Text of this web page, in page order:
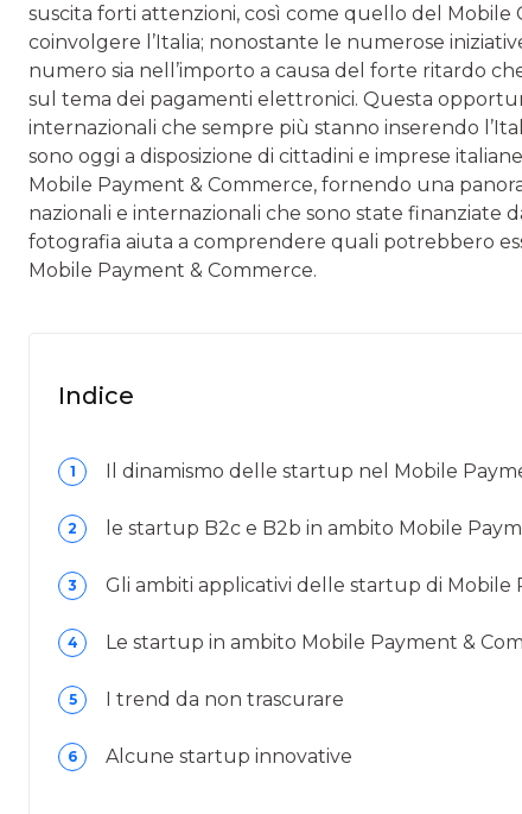
suscita forti attenzioni, così come quello del
coinvolgere l’Italia; nonostante le numerose
numero sia nell’importo a causa del forte ritardo
sul tema dei pagamenti elettronici. Questa
internazionali che sempre più stanno inserendo
sono oggi a disposizione di cittadini e imprese
Mobile Payment & Commerce, fornendo una
nazionali e internazionali che sono state finanziate
fotografia aiuta a comprendere quali potrebbero
Mobile Payment & Commerce.
Indice
1 Il dinamismo delle startup nel Mobile
2 le startup B2c e B2b in ambito Mobile
3 Gli ambiti applicativi delle startup di Mobile
4 Le startup in ambito Mobile Payment &
5 I trend da non trascurare
6 Alcune startup innovative